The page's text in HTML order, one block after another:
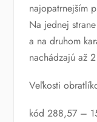
najopatrnejším
Na jednej
a na druhom
nachádzajú až
Veľkosti
kód 288,57 –